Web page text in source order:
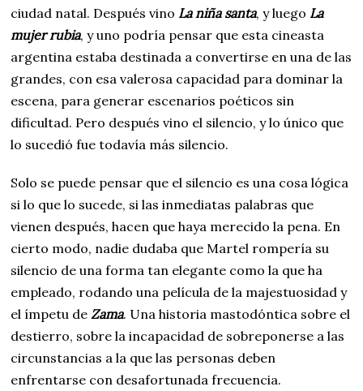
ciudad natal. Después vino La niña santa, y luego La
mujer rubia, y uno podría pensar que esta cineasta
argentina estaba destinada a convertirse en una de las
grandes, con esa valerosa capacidad para dominar la
escena, para generar escenarios poéticos sin
dificultad. Pero después vino el silencio, y lo único que
lo sucedió fue todavía más silencio.
Solo se puede pensar que el silencio es una cosa lógica
si lo que lo sucede, si las inmediatas palabras que
vienen después, hacen que haya merecido la pena. En
cierto modo, nadie dudaba que Martel rompería su
silencio de una forma tan elegante como la que ha
empleado, rodando una película de la majestuosidad y
el ímpetu de Zama. Una historia mastodóntica sobre el
destierro, sobre la incapacidad de sobreponerse a las
circunstancias a la que las personas deben
enfrentarse con desafortunada frecuencia.